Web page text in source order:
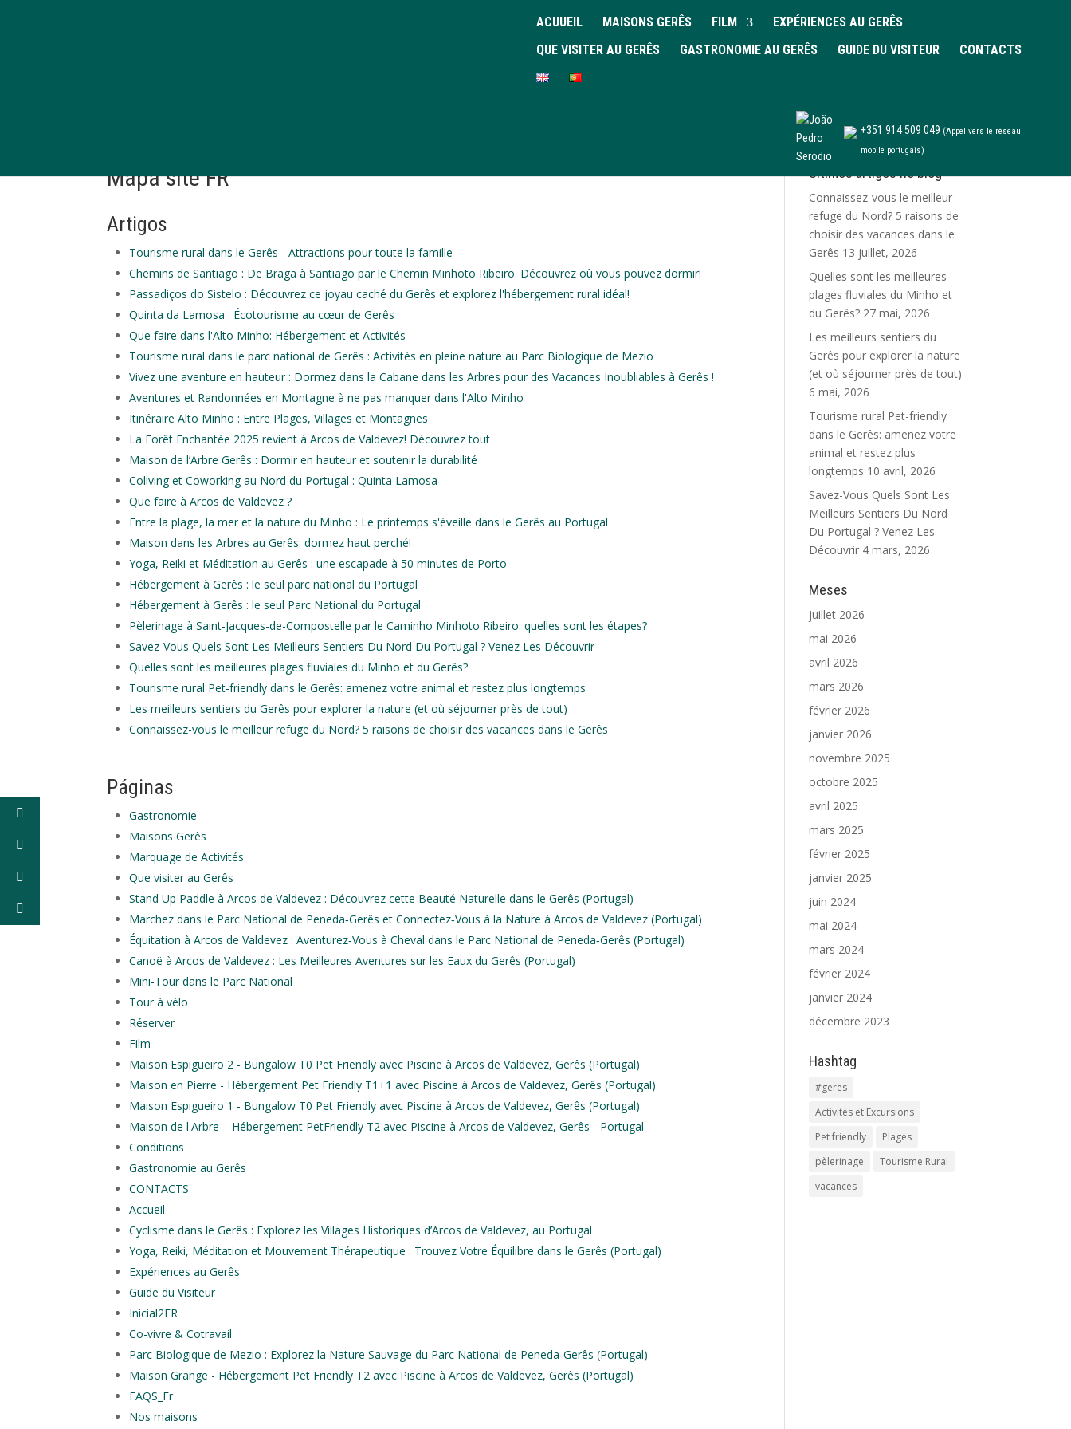
ACUUEIL MAISONS GERÊS FILM
EXPÉRIENCES AU GERÊS
QUE VISITER AU GERÊS
GASTRONOMIE AU GERÊS GUIDE DU VISITEUR CONTACTS
+351 914 509 049 (Appel vers le réseau
mobile portugais)
Mapa site FR
Artigos
Tourisme rural dans le Gerês - Attractions pour toute la famille
Chemins de Santiago : De Braga à Santiago par le Chemin Minhoto Ribeiro. Découvrez où vous pouvez dormir!
Passadiços do Sistelo : Découvrez ce joyau caché du Gerês et explorez l'hébergement rural idéal!
Quinta da Lamosa : Écotourisme au cœur de Gerês
Que faire dans l'Alto Minho: Hébergement et Activités
Tourisme rural dans le parc national de Gerês : Activités en pleine nature au Parc Biologique de Mezio
Vivez une aventure en hauteur : Dormez dans la Cabane dans les Arbres pour des Vacances Inoubliables à Gerês !
Aventures et Randonnées en Montagne à ne pas manquer dans l'Alto Minho
Itinéraire Alto Minho : Entre Plages, Villages et Montagnes
La Forêt Enchantée 2025 revient à Arcos de Valdevez! Découvrez tout
Maison de l’Arbre Gerês : Dormir en hauteur et soutenir la durabilité
Coliving et Coworking au Nord du Portugal : Quinta Lamosa
Que faire à Arcos de Valdevez ?
Entre la plage, la mer et la nature du Minho : Le printemps s'éveille dans le Gerês au Portugal
Maison dans les Arbres au Gerês: dormez haut perché!
Yoga, Reiki et Méditation au Gerês : une escapade à 50 minutes de Porto
Hébergement à Gerês : le seul parc national du Portugal
Hébergement à Gerês : le seul Parc National du Portugal
Pèlerinage à Saint-Jacques-de-Compostelle par le Caminho Minhoto Ribeiro: quelles sont les étapes?
Savez-Vous Quels Sont Les Meilleurs Sentiers Du Nord Du Portugal ? Venez Les Découvrir
Quelles sont les meilleures plages fluviales du Minho et du Gerês?
Tourisme rural Pet-friendly dans le Gerês: amenez votre animal et restez plus longtemps
Les meilleurs sentiers du Gerês pour explorer la nature (et où séjourner près de tout)
Connaissez-vous le meilleur refuge du Nord? 5 raisons de choisir des vacances dans le Gerês
Páginas
Gastronomie
Maisons Gerês
Marquage de Activités
Que visiter au Gerês
Stand Up Paddle à Arcos de Valdevez : Découvrez cette Beauté Naturelle dans le Gerês (Portugal)
Marchez dans le Parc National de Peneda‑Gerês et Connectez‑Vous à la Nature à Arcos de Valdevez (Portugal)
Équitation à Arcos de Valdevez : Aventurez‑Vous à Cheval dans le Parc National de Peneda‑Gerês (Portugal)
Canoë à Arcos de Valdevez : Les Meilleures Aventures sur les Eaux du Gerês (Portugal)
Mini-Tour dans le Parc National
Tour à vélo
Réserver
Film
Maison Espigueiro 2 - Bungalow T0 Pet Friendly avec Piscine à Arcos de Valdevez, Gerês (Portugal)
Maison en Pierre - Hébergement Pet Friendly T1+1 avec Piscine à Arcos de Valdevez, Gerês (Portugal)
Maison Espigueiro 1 - Bungalow T0 Pet Friendly avec Piscine à Arcos de Valdevez, Gerês (Portugal)
Maison de l'Arbre – Hébergement PetFriendly T2 avec Piscine à Arcos de Valdevez, Gerês - Portugal
Conditions
Gastronomie au Gerês
CONTACTS
Accueil
Cyclisme dans le Gerês : Explorez les Villages Historiques d’Arcos de Valdevez, au Portugal
Yoga, Reiki, Méditation et Mouvement Thérapeutique : Trouvez Votre Équilibre dans le Gerês (Portugal)
Expériences au Gerês
Guide du Visiteur
Inicial2FR
Co-vivre & Cotravail
Parc Biologique de Mezio : Explorez la Nature Sauvage du Parc National de Peneda‑Gerês (Portugal)
Maison Grange - Hébergement Pet Friendly T2 avec Piscine à Arcos de Valdevez, Gerês (Portugal)
FAQS_Fr
Nos maisons
Últimos artigos no blog
Connaissez-vous le meilleur
refuge du Nord? 5 raisons de
choisir des vacances dans le
Gerês 13 juillet, 2026
Quelles sont les meilleures
plages fluviales du Minho et
du Gerês? 27 mai, 2026
Les meilleurs sentiers du
Gerês pour explorer la nature
(et où séjourner près de tout)
6 mai, 2026
Tourisme rural Pet-friendly
dans le Gerês: amenez votre
animal et restez plus
longtemps 10 avril, 2026
Savez-Vous Quels Sont Les
Meilleurs Sentiers Du Nord
Du Portugal ? Venez Les
Découvrir 4 mars, 2026
Meses
juillet 2026
mai 2026
avril 2026
mars 2026
février 2026
janvier 2026
novembre 2025
octobre 2025
avril 2025
mars 2025
février 2025
janvier 2025
juin 2024
mai 2024
mars 2024
février 2024
janvier 2024
décembre 2023
Hashtag
#geres
Activités et Excursions
Pet friendly
Plages
pèlerinage
Tourisme Rural
vacances